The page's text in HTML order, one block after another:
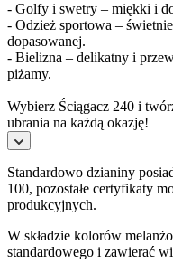
- Golfy i swetry – miękki i
- Odzież sportowa –
dopasowanej.
- Bielizna – delikatny i
piżamy.
Wybierz Ściągacz 240 i
ubrania na każdą okazję!
Standardowo dzianiny
100, pozostałe certyfikaty
produkcyjnych.
W składzie kolorów
standardowego i zawierać